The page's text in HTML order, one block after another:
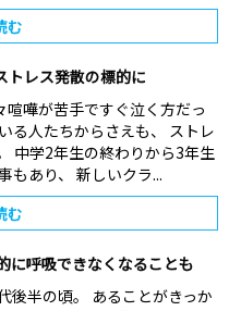
む
トレス発散の標的に
嘩が苦手ですぐ泣く方だっ
る人たちからさえも、 ストレ
中学2年生の終わりから3年生
もあり、 新しいクラ...
む
に呼吸できなくなることも
後半の頃。 あることがきっか